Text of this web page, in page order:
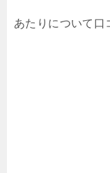
あたりについて